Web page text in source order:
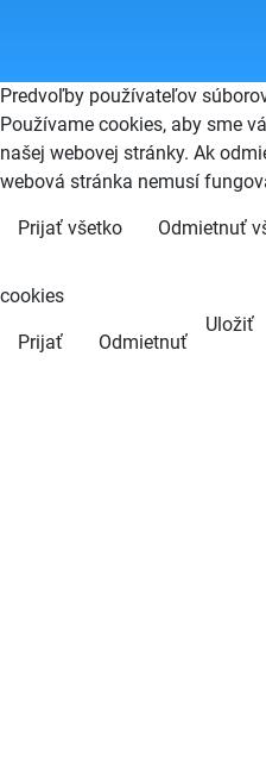
Predvoľby používateľov
Používame cookies, aby sme
našej webovej stránky. Ak
webová stránka nemusí
Prijať všetko Odmietnuť
cookies
Prijať Odmietnuť
Uložiť